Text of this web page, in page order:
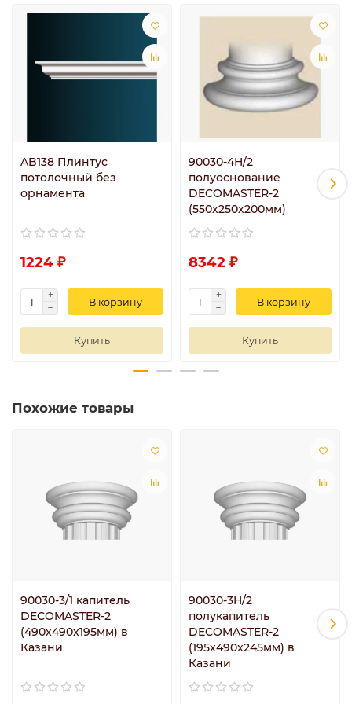
AB138 Плинтус
потолочный без
орнамента
1224 ₽
В корзину
Купить
90030-4H/2
полуоснование
DECOMASTER-2
(550х250х200мм)
8342 ₽
В корзину
Купить
Похожие товары
90030-3/1 капитель
DECOMASTER-2
(490х490х195мм) в
Казани
90030-3H/2
полукапитель
DECOMASTER-2
(195х490x245мм) в
Казани